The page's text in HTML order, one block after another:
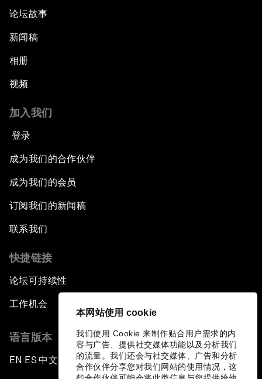
本网站使用 cookie
我们使用 Cookie 来制作贴合用户需求的内
容与广告、提供社交媒体功能以及分析我们
的流量。我们还会与社交媒体、广告和分析
合作伙伴分享您对我们网站的使用情况，这
论坛故事
新闻稿
相册
视频
加入我们
登录
成为我们的合作伙伴
成为我们的会员
订阅我们的新闻稿
联系我们
快捷链接
论坛可持续性
工作机会
语言版本
EN ▪ES▪中文▪ 日本語